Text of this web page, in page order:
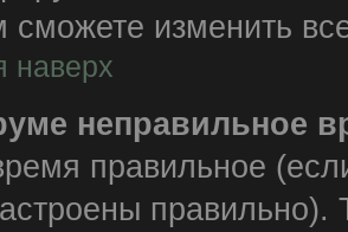
сможете изменить
наверх
неправильное
правильное
правильно).